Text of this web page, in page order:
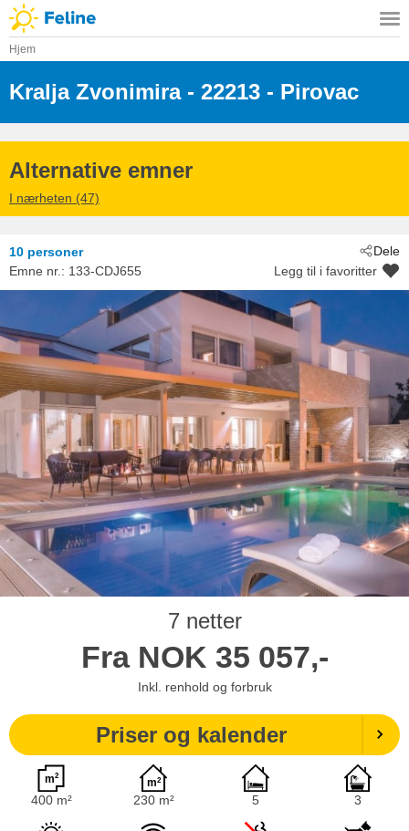
Hjem
Kralja Zvonimira
- Sibenik-Pirovac
- 22213 - Pirovac
Alternative emner
I nærheten (47)
Dele
10 personer
Emne nr.: 133-CDJ655 Legg til i favoritter
7 netter
Fra NOK 35 057,-
Inkl. renhold og forbruk
Priser og kalender
400 m² 230 m² 5 3